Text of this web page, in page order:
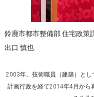
鈴鹿市都市整備部 住宅政策
出口 慎也
2003年、技術職員（建築）と
計画行政を経て2014年4月から